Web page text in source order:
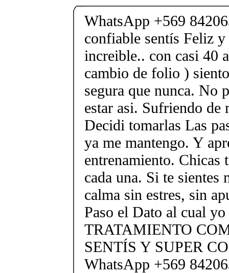
WhatsApp +569
confiable sentís Feliz
increible.. con casi 40
cambio de folio )
segura que nunca. No
estar asi. Sufriendo de
Decidi tomarlas Las
ya me mantengo. Y
entrenamiento. Chicas
cada una. Si te sientes
calma sin estres, sin
Paso el Dato al cual
TRATAMIENTO
SENTÍS Y SUPER
WhatsApp +569